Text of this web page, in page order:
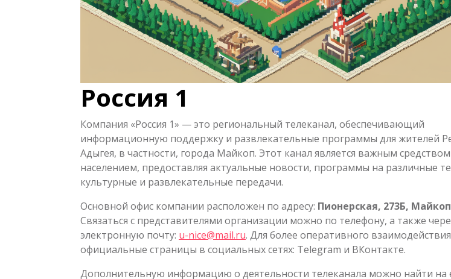
Россия 1
Компания «Россия 1» — это региональный телеканал, обеспечивающий
информационную поддержку и развлекательные программы для жителей
Адыгея, в частности, города Майкоп. Этот канал является важным средством
населением, предоставляя актуальные новости, программы на различные
культурные и развлекательные передачи.
Основной офис компании расположен по адресу: Пионерская, 273Б, Майкоп
Связаться с представителями организации можно по телефону, а также
электронную почту: u-nice@mail.ru. Для более оперативного
официальные страницы в социальных сетях: Telegram и ВКонтакте.
Дополнительную информацию о деятельности телеканала можно найти на